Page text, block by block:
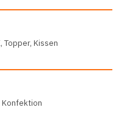
Topper, Kissen
Konfektion